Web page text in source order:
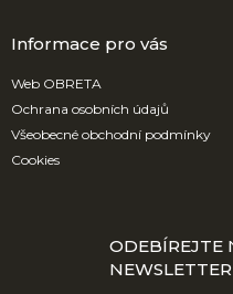
Informace pro vás
Web OBRETA
Ochrana osobních údajů
Všeobecné obchodní podmínky
Cookies
ODEBÍREJTE
NEWSLETTER